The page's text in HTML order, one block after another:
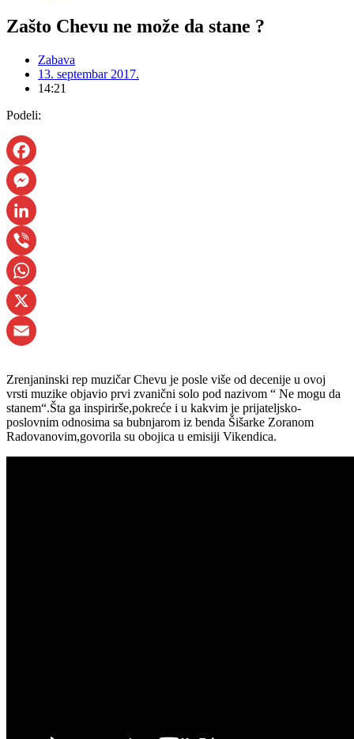
Zašto Chevu ne može da stane ?
Zabava
13. septembar 2017.
14:21
Podeli:
Facebook
Messenger
LinkedIn
Viber
WhatsApp
X
Zrenjaninski rep muzičar Chevu je posle više od decenije u ovoj
vrsti muzike objavio prvi zvanični solo pod nazivom “ Ne mogu da
stanem“.Šta ga inspirirše,pokreće i u kakvim je prijateljsko-
poslovnim odnosima sa bubnjarom iz benda Šišarke Zoranom
Radovanovim,govorila su obojica u emisiji Vikendica.